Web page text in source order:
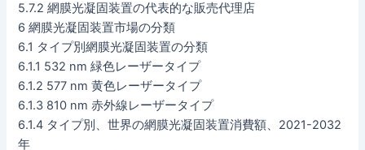
5.7.2 網膜光凝固装置の代表的な販売代理店
6 網膜光凝固装置市場の分類
6.1 タイプ別網膜光凝固装置の分類
6.1.1 532 nm 緑色レーザータイプ
6.1.2 577 nm 黄色レーザータイプ
6.1.3 810 nm 赤外線レーザータイプ
6.1.4 タイプ別、世界の網膜光凝固装置消費額、2021-2032
年